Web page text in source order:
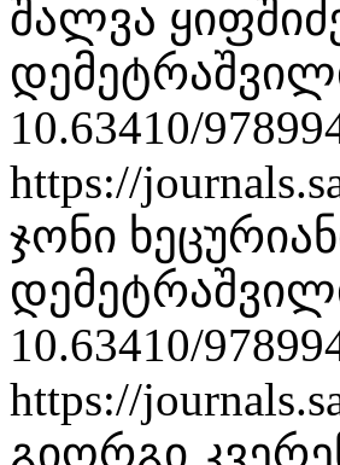
შალვა
10.63410/
https://
ჯონი
10.63410/
https://
გიორგი